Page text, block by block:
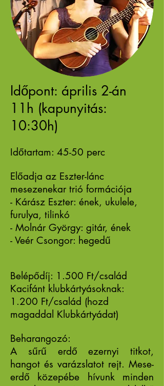
Időpont: április 2-án
11h (kapunyitás:
10:30h)
Időtartam: 45-50 perc
Előadja az Eszter-lánc
mesezenekar trió formációja
- Kárász Eszter: ének, ukulele,
furulya, tilinkó
- Molnár György: gitár, ének
- Veér Csongor: hegedű
Belépődíj: 1.500 Ft/család
Kacifánt klubkártyásoknak:
1.200 Ft/család (hozd
magaddal Klubkártyádat)
Beharangozó:
A sűrű erdő ezernyi titkot,
hangot és varázslatot rejt. Mese-
erdő közepébe hívunk minden